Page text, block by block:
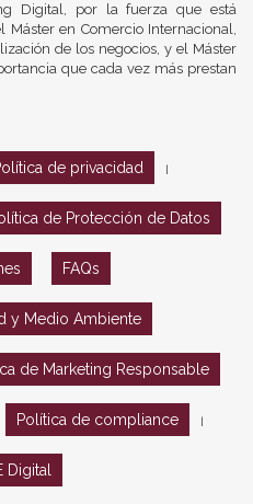
Digital, por la fuerza que está
en Comercio Internacional,
de los negocios, y el Máster
que cada vez más prestan
de privacidad
de Protección de Datos
FAQs
y Medio Ambiente
de Marketing Responsable
Política de compliance
Digital